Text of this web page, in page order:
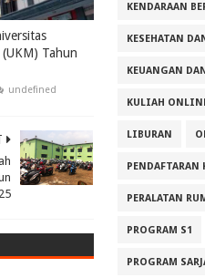
Tahun
undefined
KENDARAAN
KESEHATAN
KEUANGAN
KULIAH
LIBURAN
PENDAFTARAN
PERALATAN
PROGRAM S1
PROGRAM